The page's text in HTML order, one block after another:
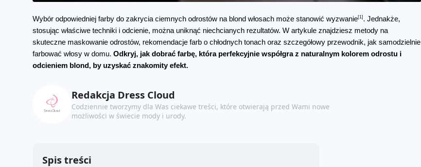
Wybór odpowiedniej farby do zakrycia ciemnych odrostów na blond włosach może stanowić wyzwanie[1] . Jednakże,
stosując właściwe techniki i odcienie, można uniknąć niechcianych rezultatów. W artykule znajdziesz metody na
skuteczne maskowanie odrostów, rekomendacje farb o chłodnych tonach oraz szczegółowy przewodnik, jak samodzielnie
farbować włosy w domu. Odkryj, jak dobrać farbę, która perfekcyjnie współgra z naturalnym kolorem odrostu i
odcieniem blond, by uzyskać znakomity efekt.
Redakcja Dress Cloud
Codziennie tworzymy dla Was ciekawe treści, które otwierają przed Wami nowe
możliwości w świecie mody i urody.
Spis treści